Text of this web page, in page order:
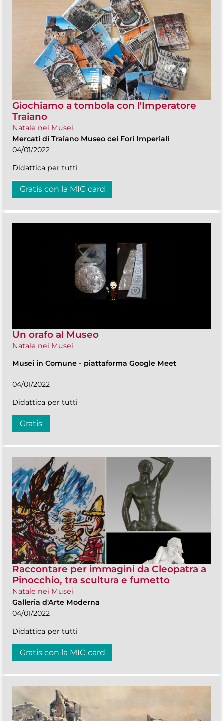
Giochiamo a tombola con l'Imperatore
Traiano
Natale nei Musei
Mercati di Traiano Museo dei Fori Imperiali
04/01/2022
Didattica per tutti
Gratis con la MIC card
Un orafo al Museo
Natale nei Musei
Musei in Comune - piattaforma Google Meet
04/01/2022
Didattica per tutti
Gratis
Raccontare per immagini da Cleopatra a
Pinocchio, tra scultura e fumetto
Natale nei Musei
Galleria d'Arte Moderna
04/01/2022
Didattica per tutti
Gratis con la MIC card